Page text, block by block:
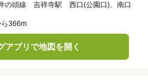
の頭線 吉祥寺駅 西口(公園口)、南口
366m
アプリで地図を開く